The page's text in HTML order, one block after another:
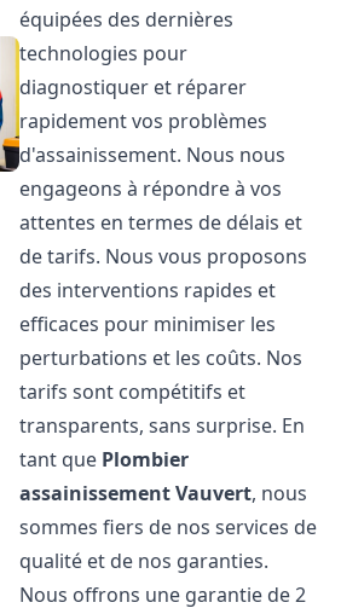
équipées des dernières
technologies pour
diagnostiquer et réparer
rapidement vos problèmes
d'assainissement. Nous nous
engageons à répondre à vos
attentes en termes de délais et
de tarifs. Nous vous proposons
des interventions rapides et
efficaces pour minimiser les
perturbations et les coûts. Nos
tarifs sont compétitifs et
transparents, sans surprise. En
tant que Plombier
assainissementVauvert, nous
sommes fiers de nos services de
qualité et de nos garanties.
Nous offrons une garantie de 2